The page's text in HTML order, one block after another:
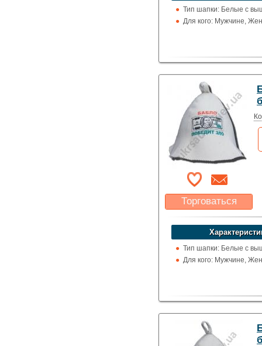
Указать цену
Тип шапки: Белые с
Для кого: Мужчине,
Торговаться
Какая цена Вас
устроит?
Указать цену
Тип шапки: Белые с
Для кого: Мужчине,